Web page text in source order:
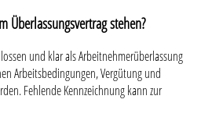
Überlassungsvertrag stehen?
und klar als Arbeitnehmerüberlassung
Arbeitsbedingungen, Vergütung und
Fehlende Kennzeichnung kann zur